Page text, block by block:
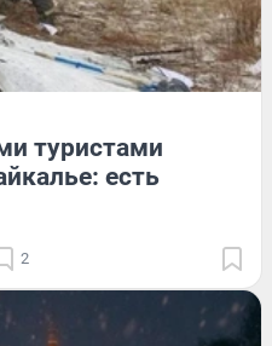
туристами
есть
2